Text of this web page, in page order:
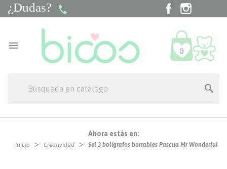
¿Dudas? Facebook
 0

Ahora estás en:
Inicio Creatividad Set 3 bolígrafos borrables Pascua Mr Wonderful